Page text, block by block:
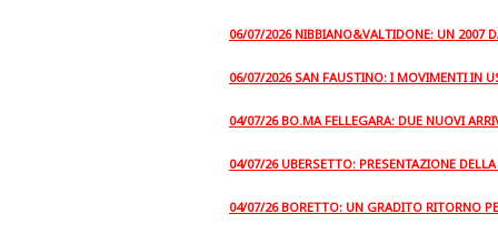
06/07/2026 NIBBIANO&VALTIDONE: UN 2007
06/07/2026 SAN FAUSTINO: I MOVIMENTI IN
04/07/26 BO.MA FELLEGARA: DUE NUOVI
04/07/26 UBERSETTO: PRESENTAZIONE
04/07/26 BORETTO: UN GRADITO RITORNO